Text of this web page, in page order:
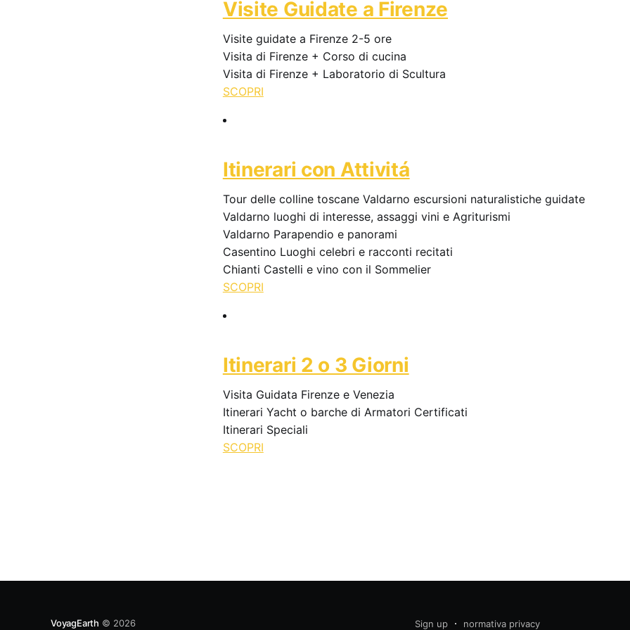
Visite Guidate a Firenze
Visite guidate a Firenze 2-5 ore
Visita di Firenze + Corso di cucina
Visita di Firenze + Laboratorio di Scultura
SCOPRI
Itinerari con Attivitá
Tour delle colline toscane Valdarno escursioni naturalistiche guidate
Valdarno luoghi di interesse, assaggi vini e Agriturismi
Valdarno Parapendio e panorami
Casentino Luoghi celebri e racconti recitati
Chianti Castelli e vino con il Sommelier
SCOPRI
Itinerari 2 o 3 Giorni
Visita Guidata Firenze e Venezia
Itinerari Yacht o barche di Armatori Certificati
Itinerari Speciali
SCOPRI
VoyagEarth © 2026 Sign up normativa privacy